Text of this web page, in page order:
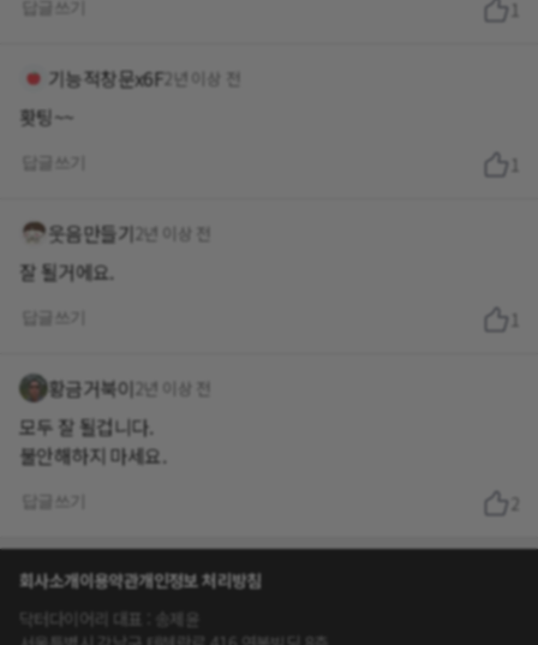
1
기능적창문x6F2년 이상 전
홧팅~~
1
웃음만들기2년 이상 전
잘 될거에요.
1
황금거북이2년 이상 전
모두 잘 될겁니다.
불안해하지 마세요.
2
회사소개이용약관개인정보 처리방침
닥터다이어리 대표 : 송제윤